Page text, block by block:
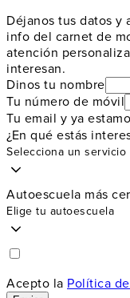
Déjanos tus datos y
info del carnet de
atención
interesan.
Dinos tu nombre
Tu número de móvil
Tu email y ya
¿En qué estás
Selecciona un servicio
Autoescuela más
Elige tu autoescuela
Acepto la Política